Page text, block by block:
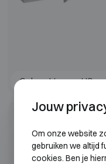
Salvus Verona HS
Klasse
Jouw
Om onze website
gebruiken we altijd
cookies. Ben je